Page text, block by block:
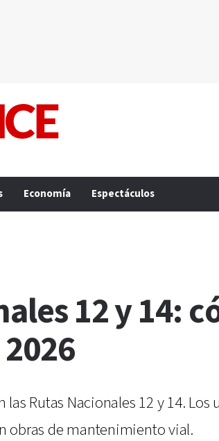
Economía Espectáculos
12 y 14:
Rutas Nacionales 12 y 14.
obras de mantenimiento vial.